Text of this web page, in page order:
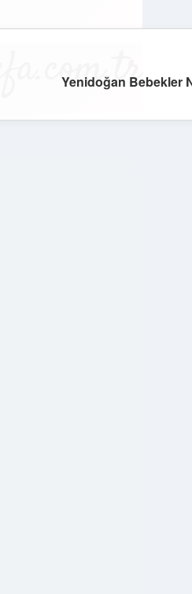
kefa.com.tr
Yenidoğan Bebekler